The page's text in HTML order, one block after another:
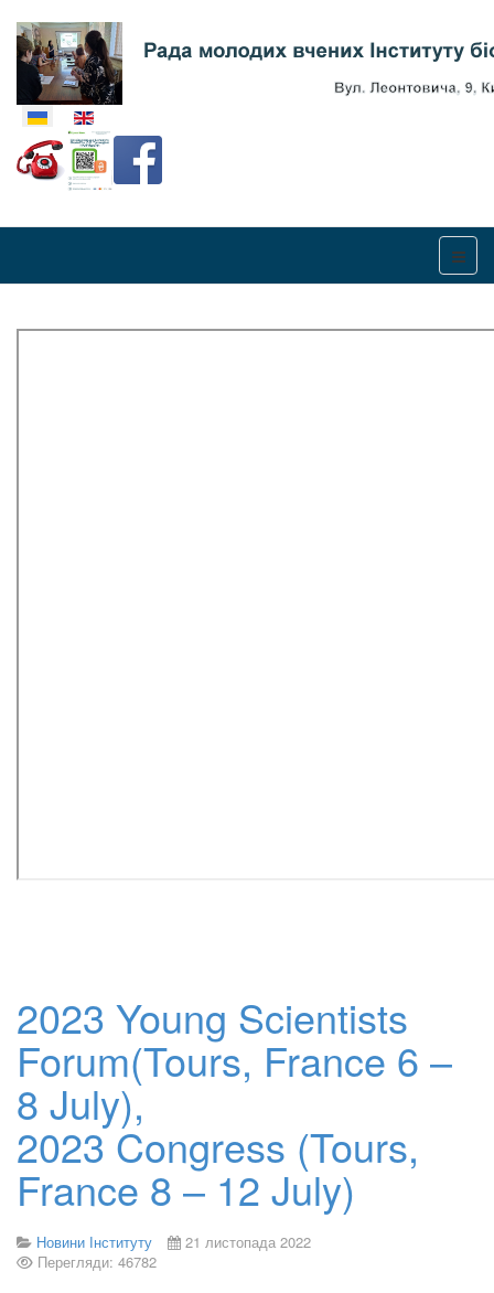
Оберіть свою мову
2023 Young Scientists
Forum(Tours, France 6 –
8 July),
2023 Congress (Tours,
France 8 – 12 July)
Новини Інституту
21 листопада 2022
Перегляди: 46782